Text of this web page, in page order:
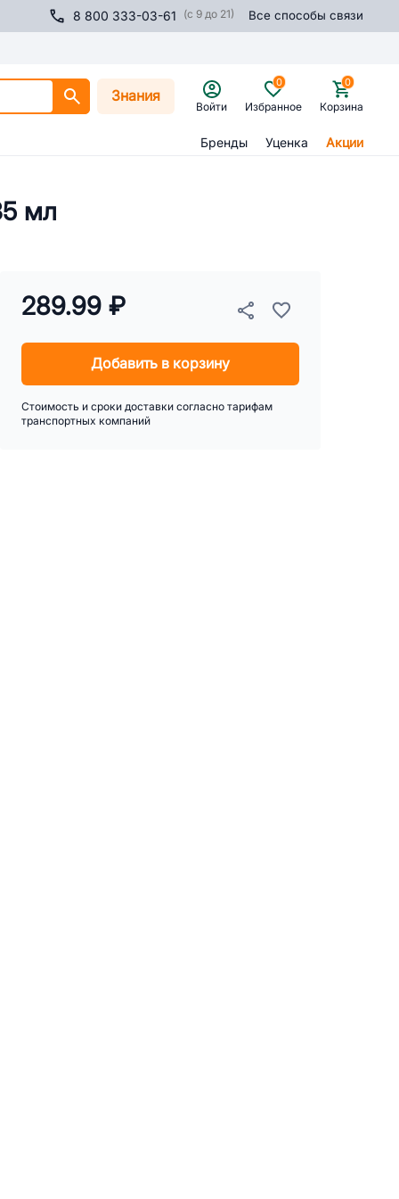
8 800 333-03-61 (с 9 до 21) Все способы связи
Знания
Войти Избранное
0
Корзина
0
Бренды Уценка Акции
мл
289.99 ₽
Добавить в корзину
Стоимость и сроки доставки согласно тарифам
транспортных компаний